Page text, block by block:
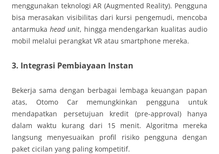
menggunakan teknologi AR (Augmented Reality). Pengguna
bisa merasakan visibilitas dari kursi pengemudi, mencoba
antarmuka head unit, hingga mendengarkan kualitas audio
mobil melalui perangkat VR atau smartphone mereka.
3. Integrasi Pembiayaan Instan
Bekerja sama dengan berbagai lembaga keuangan papan
atas, Otomo Car memungkinkan pengguna untuk
mendapatkan persetujuan kredit (pre-approval) hanya
dalam waktu kurang dari 15 menit. Algoritma mereka
langsung menyesuaikan profil risiko pengguna dengan
paket cicilan yang paling kompetitif.